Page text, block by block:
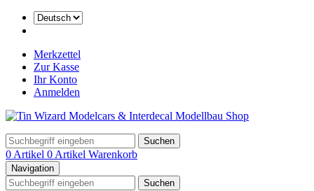
Merkzettel
Zur Kasse
Ihr Konto
Anmelden
Suchen
0 Artikel 0 Artikel Warenkorb
Navigation
Suchen